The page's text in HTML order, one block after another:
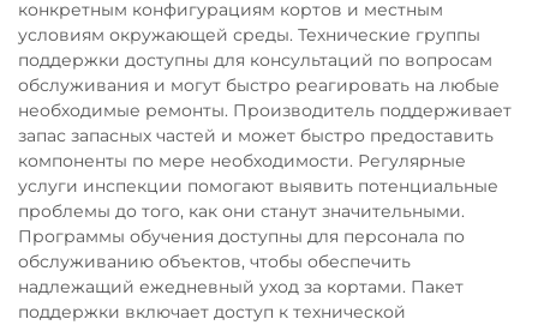
конкретным конфигурациям кортов и местным
условиям окружающей среды. Технические группы
поддержки доступны для консультаций по вопросам
обслуживания и могут быстро реагировать на любые
необходимые ремонты. Производитель поддерживает
запас запасных частей и может быстро предоставить
компоненты по мере необходимости. Регулярные
услуги инспекции помогают выявить потенциальные
проблемы до того, как они станут значительными.
Программы обучения доступны для персонала по
обслуживанию объектов, чтобы обеспечить
надлежащий ежедневный уход за кортами. Пакет
поддержки включает доступ к технической